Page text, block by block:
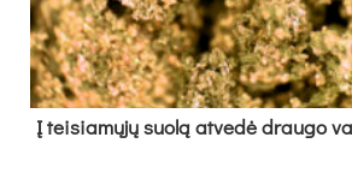
Į tei­sia­mų­jų suo­lą at­ve­dė drau­go